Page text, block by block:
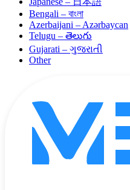
Bengali – বাংলা
Azerbaijani – Azərbaycan
Telugu – తెలుగు
Gujarati – ગુજરાતી
Other